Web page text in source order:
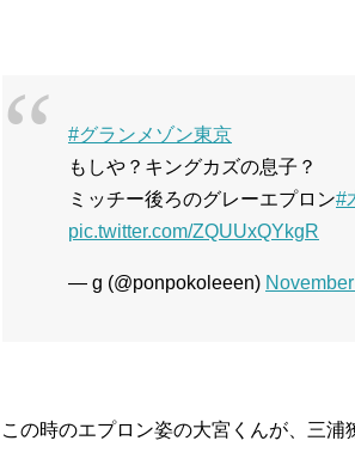
#グランメゾン東京
もしや？キングカズの息子？
ミッチー後ろのグレーエプロン#
pic.twitter.com/ZQUUxQYkgR
— g (@ponpokoleeen)
この時のエプロン姿の大宮くんが、三浦